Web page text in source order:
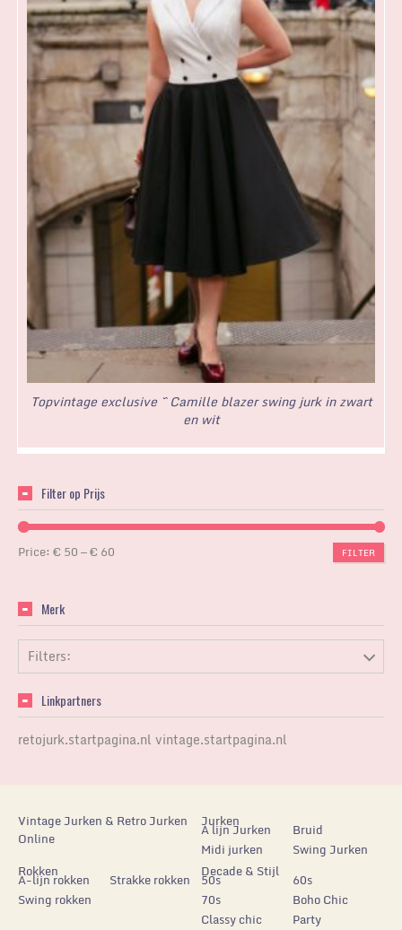
Topvintage exclusive ~ Camille blazer swing jurk in zwart
en wit
Filter op Prijs
FILTER
Price:€ 50—€ 60
Merk
Filters:
Linkpartners
retojurk.startpagina.nl vintage.startpagina.nl
Vintage Jurken & Retro Jurken
Online
Jurken
A lijn Jurken
Bruid
Midi jurken
Swing Jurken
Rokken
A-lijn rokken
Strakke rokken
Swing rokken
Decade & Stijl
50s
60s
70s
Boho Chic
Classy chic
Party